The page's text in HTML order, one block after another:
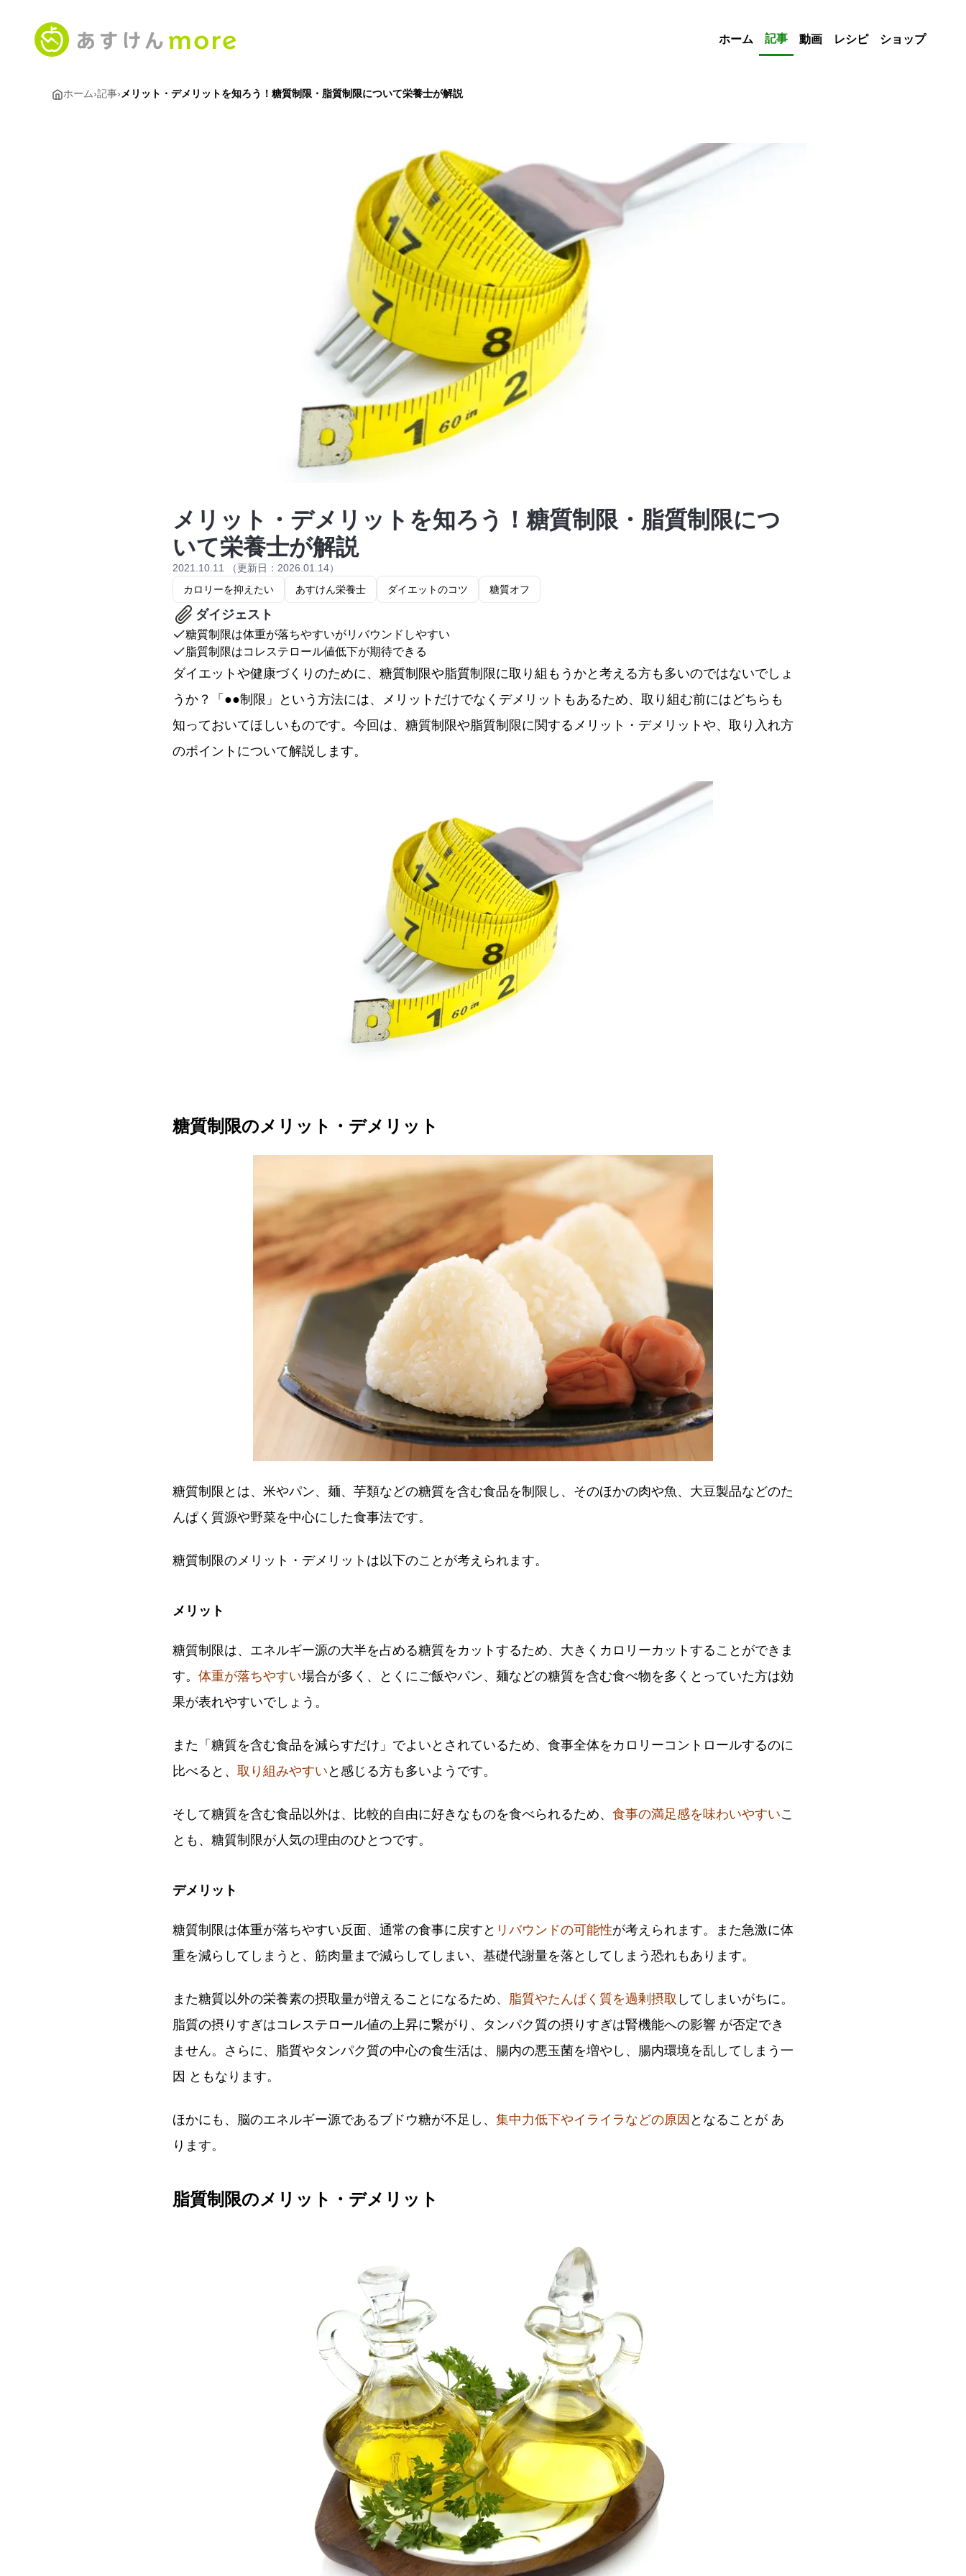
ホーム 記事 動画 レシピ ショップ
ホーム›記事› メリット・デメリットを知ろう！糖質制限・脂質制限について栄養士が解説
メリット・デメリットを知ろう！糖質制限・脂質制限につ
いて栄養士が解説
2021.10.11 （更新日：2026.01.14）
カロリーを抑えたい
あすけん栄養士 ダイエットのコツ 糖質オフ
ダイジェスト
糖質制限は体重が落ちやすいがリバウンドしやすい
脂質制限はコレステロール値低下が期待できる
ダイエットや健康づくりのために、糖質制限や脂質制限に取り組もうかと考える方も多いのではないでしょ
うか？「●●制限」という方法には、メリットだけでなくデメリットもあるため、取り組む前にはどちらも
知っておいてほしいものです。今回は、糖質制限や脂質制限に関するメリット・デメリットや、取り入れ方
のポイントについて解説します。
糖質制限のメリット・デメリット
糖質制限とは、米やパン、麺、芋類などの糖質を含む食品を制限し、そのほかの肉や魚、大豆製品などのた
んぱく質源や野菜を中心にした食事法です。
糖質制限のメリット・デメリットは以下のことが考えられます。
メリット
糖質制限は、エネルギー源の大半を占める糖質をカットするため、大きくカロリーカットすることができま
す。 体重が落ちやすい場合が多く、とくにご飯やパン、麺などの糖質を含む食べ物を多くとっていた方は効
果が表れやすいでしょう。
また「糖質を含む食品を減らすだけ」でよいとされているため、食事全体をカロリーコントロールするのに
比べると、 取り組みやすい と感じる方も多いようです。
そして糖質を含む食品以外は、比較的自由に好きなものを食べられるため、 食事の満足感を味わいやすいこ
とも、糖質制限が人気の理由のひとつです。
デメリット
糖質制限は体重が落ちやすい反面、通常の食事に戻すと リバウンドの可能性が考えられます。また急激に体
重を減らしてしまうと、筋肉量まで減らしてしまい、基礎代謝量を落としてしまう恐れもあります。
また糖質以外の栄養素の摂取量が増えることになるため、 脂質やたんぱく質を過剰摂取 してしまいがちに。
脂質の摂りすぎはコレステロール値の上昇に繋がり、タンパク質の摂りすぎは腎機能への影響 が否定でき
ません。さらに、脂質やタンパク質の中心の食生活は、腸内の悪玉菌を増やし、腸内環境を乱してしまう一
因 ともなります。
ほかにも、脳のエネルギー源であるブドウ糖が不足し、 集中力低下やイライラなどの原因 となることが あ
ります。
脂質制限のメリット・デメリット